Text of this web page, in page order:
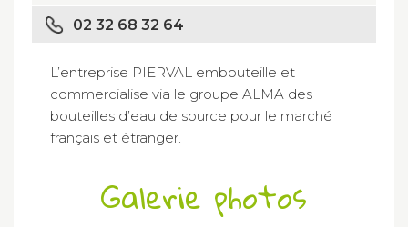
02 32 68 32 64
L’entreprise PIERVAL embouteille et
commercialise via le groupe ALMA des
bouteilles d’eau de source pour le marché
français et étranger.
Galerie photos